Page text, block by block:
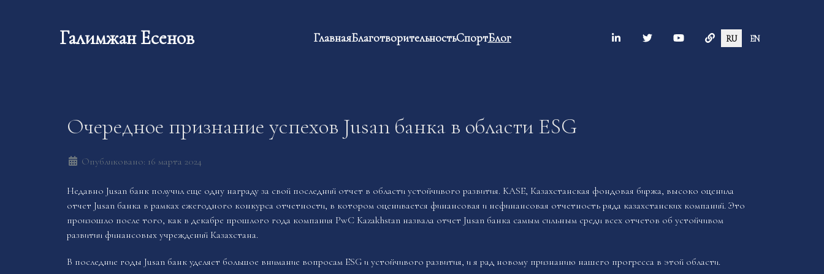
Галимжан Есенов ГлавнаяБлаготворительностьСпортБлог RU EN
Очередное признание успехов Jusan банка в области ESG
Опубликовано: 16 марта 2024
Недавно Jusan банк получил еще одну награду за свой последний отчет в области устойчивого развития. KASE, Казахстанская фондовая биржа, высоко оценила
отчет Jusan банка в рамках ежегодного конкурса отчетности, в котором оценивается финансовая и нефинансовая отчетность ряда казахстанских компаний. Это
произошло после того, как в декабре прошлого года компания PwC Kazakhstan назвала отчет Jusan банка самым сильным среди всех отчетов об устойчивом
развитии финансовых учреждений Казахстана.
В последние годы Jusan банк уделяет большое внимание вопросам ESG и устойчивого развития, и я рад новому признанию нашего прогресса в этой области.